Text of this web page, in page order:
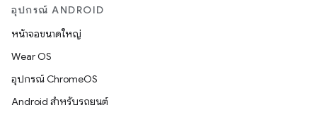
อุปกรณ์ ANDROID
หน้าจอขนาดใหญ่
Wear OS
อุปกรณ์ ChromeOS
Android สำหรับรถยนต์